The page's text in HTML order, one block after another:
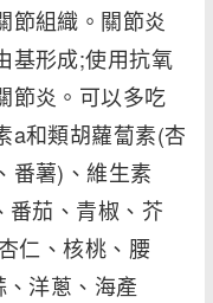
節組織。關節炎
基形成;使用抗氧
節炎。可以多吃
a和類胡蘿蔔素(杏
番薯)、維生素
番茄、青椒、芥
仁、核桃、腰
洋蔥、海產